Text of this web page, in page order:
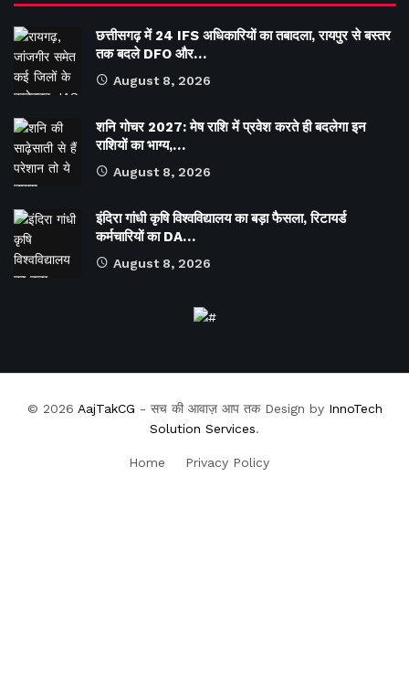
छत्तीसगढ़ में 24 IFS अधिकारियों का तबादला, रायपुर से बस्तर
तक बदले DFO और…
August 8, 2026
शनि गोचर 2027: मेष राशि में प्रवेश करते ही बदलेगा इन
राशियों का भाग्य,…
August 8, 2026
इंदिरा गांधी कृषि विश्वविद्यालय का बड़ा फैसला, रिटायर्ड
कर्मचारियों का DA…
August 8, 2026
© 2026 AajTakCG - सच की आवाज़ आप तक Design by InnoTech
Solution Services.
Home Privacy Policy